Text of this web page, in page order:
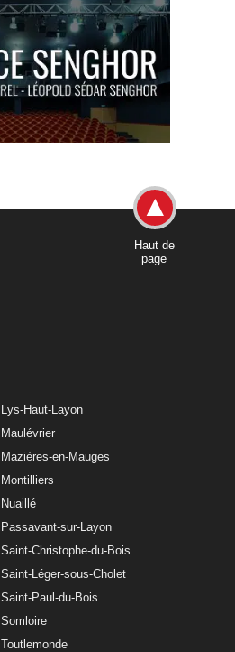
Haut de
page
Lys-Haut-Layon
Maulévrier
Mazières-en-Mauges
Montilliers
Nuaillé
Passavant-sur-Layon
Saint-Christophe-du-Bois
Saint-Léger-sous-Cholet
Saint-Paul-du-Bois
Somloire
Toutlemonde